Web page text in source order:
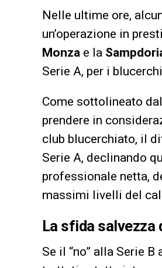
Nelle ultime ore,
un’operazione in
Monza e la
Serie A, per i
Come sottolineato
prendere in
club blucerchiato, il
Serie A, declinando
professionale netta,
massimi livelli del
La sfida salvezza
Se il “no” alla Serie